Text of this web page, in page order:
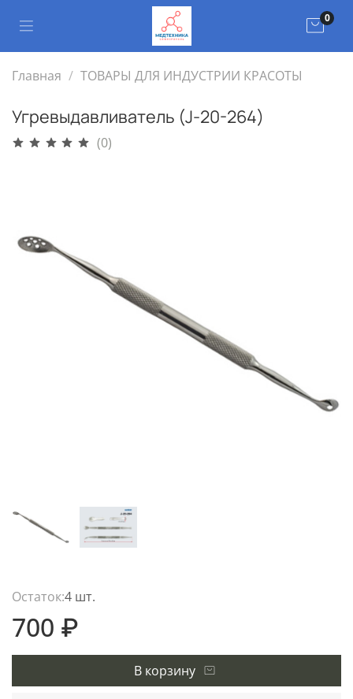
0
Главная ТОВАРЫ ДЛЯ ИНДУСТРИИ КРАСОТЫ
Угревыдавливатель (J-20-264)
(0)
Остаток:4 шт.
700 ₽
В корзину